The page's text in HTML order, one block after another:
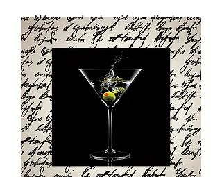
Número de atención a clientes:
4448176445